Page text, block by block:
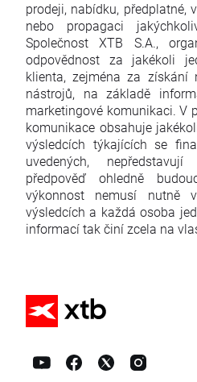
prodeji, nabídku, předplatné,
nebo propagaci
Společnost XTB S.A.,
odpovědnost za jakékoli
klienta, zejména za získání
nástrojů, na základě
marketingové komunikaci. V
komunikace obsahuje
výsledcích týkajících se
uvedených,
předpověď ohledně
výkonnost nemusí nutně
výsledcích a každá osoba
informací tak činí zcela na